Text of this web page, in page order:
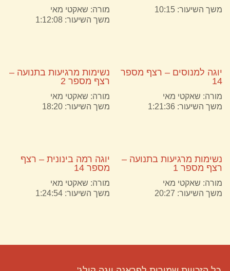
משך השיעור: 10:15 מורה: שאקטי מאי
משך השיעור: 1:12:08
יוגה למנוסים – רצף מספר
14
מורה: שאקטי מאי
משך השיעור: 1:21:36
נשימות מרגיעות בתנועה –
רצף מספר 2
מורה: שאקטי מאי
משך השיעור: 18:20
נשימות מרגיעות בתנועה –
רצף מספר 1
מורה: שאקטי מאי
משך השיעור: 20:27
יוגה רמה בינונית – רצף
מספר 14
מורה: שאקטי מאי
משך השיעור: 1:24:54